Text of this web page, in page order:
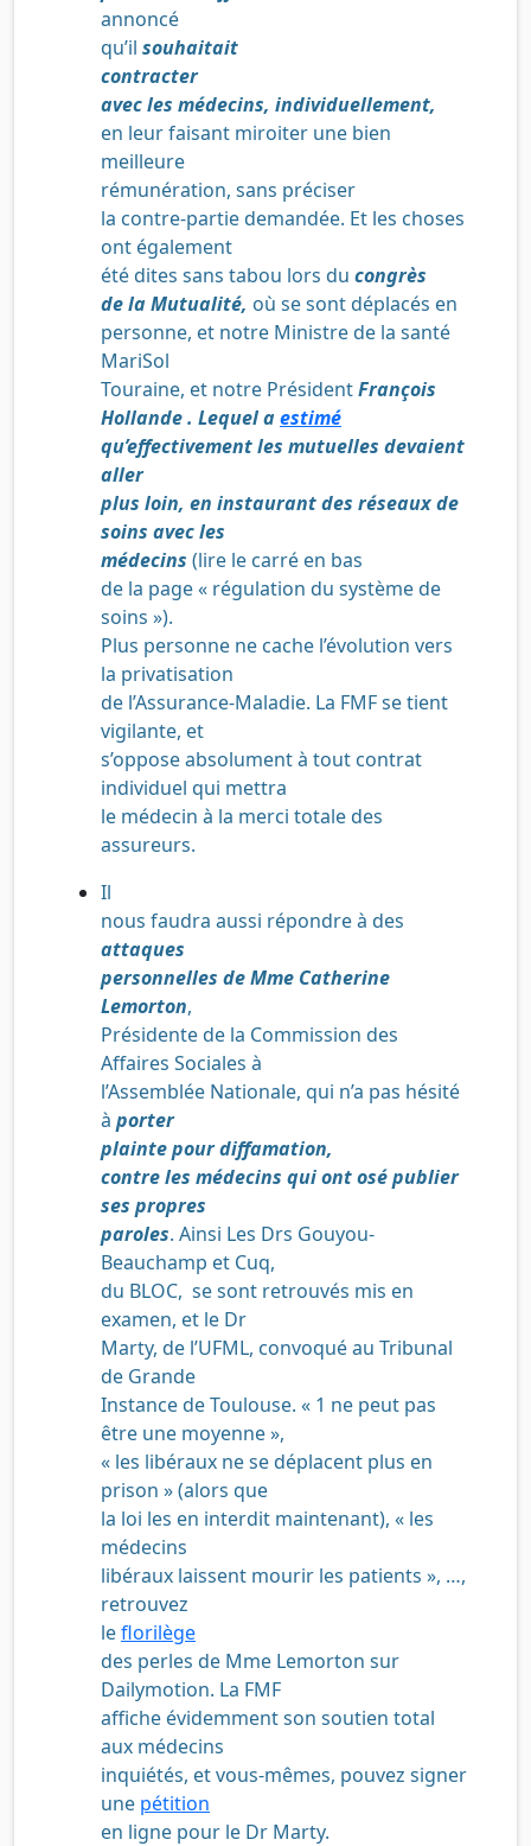
annoncé
qu’il souhaitait
contracter
avec les médecins, individuellement,
en leur faisant miroiter une bien
meilleure
rémunération, sans préciser
la contre-partie demandée. Et les choses
ont également
été dites sans tabou lors du congrès
de la Mutualité, où se sont déplacés en
personne, et notre Ministre de la santé
MariSol
Touraine, et notre PrésidentFrançois
Hollande . Lequel aestimé
qu’effectivement les mutuelles devaient
aller
plus loin, en instaurant des réseaux de
soins avec les
médecins (lire le carré en bas
de la page « régulation du système de
soins »).
Plus personne ne cache l’évolution vers
la privatisation
de l’Assurance-Maladie. La FMF se tient
vigilante, et
s’oppose absolument à tout contrat
individuel qui mettra
le médecin à la merci totale des
assureurs.
Il
nous faudra aussi répondre à des
attaques
personnelles de Mme Catherine
Lemorton,
Présidente de la Commission des
Affaires Sociales à
l’Assemblée Nationale, qui n’a pas hésité
à porter
plainte pour diffamation,
contre les médecins qui ont osé publier
ses propres
paroles. Ainsi Les Drs Gouyou-
Beauchamp et Cuq,
du BLOC, se sont retrouvés mis en
examen, et le Dr
Marty, de l’UFML, convoqué au Tribunal
de Grande
Instance de Toulouse. « 1 ne peut pas
être une moyenne »,
« les libéraux ne se déplacent plus en
prison » (alors que
la loi les en interdit maintenant), « les
médecins
libéraux laissent mourir les patients », …,
retrouvez
leflorilège
des perles de Mme Lemorton sur
Dailymotion. La FMF
affiche évidemment son soutien total
aux médecins
inquiétés, et vous-mêmes, pouvez signer
une pétition
en ligne pour le Dr Marty.